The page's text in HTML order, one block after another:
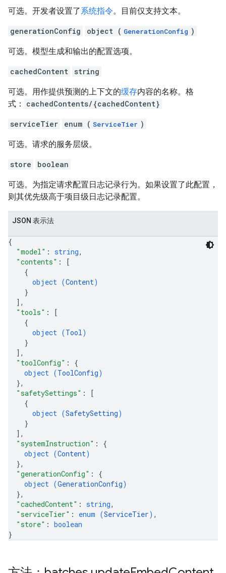
可选。开发者设置了系统指令。目前仅支持文本。
generationConfig object ( GenerationConfig )
可选。模型生成和输出的配置选项。
cachedContent string
可选。用作提供预测的上下文的缓存内容的名称。格
式：
cachedContents/{cachedContent}
serviceTier enum ( ServiceTier )
可选。请求的服务层级。
store boolean
可选。为指定请求配置日志记录行为。如果设置了此配置，
则其优先级高于项目级日志记录配置。
JSON 表示法
{
"model" : string,
"contents" :
[
{
object (Content)
}
] ,
"tools" :
[
{
object (Tool)
}
] ,
"toolConfig" : {
object (ToolConfig)
},
"safetySettings" :
[
{
object (SafetySetting)
}
] ,
"systemInstruction" : {
object (Content)
},
"generationConfig" : {
object (GenerationConfig)
},
"cachedContent" : string,
"serviceTier" : enum (ServiceTier) ,
"store" : boolean
}